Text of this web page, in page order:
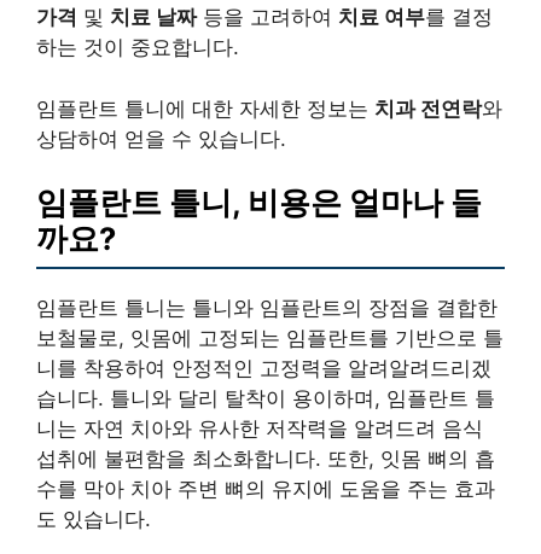
가격 및 치료 날짜등을 고려하여 치료 여부를 결정
하는 것이 중요합니다.
임플란트 틀니에 대한 자세한 정보는 치과 전연락와
상담하여 얻을 수 있습니다.
임플란트 틀니, 비용은 얼마나 들
까요?
임플란트 틀니는 틀니와 임플란트의 장점을 결합한
보철물로, 잇몸에 고정되는 임플란트를 기반으로 틀
니를 착용하여 안정적인 고정력을 알려알려드리겠
습니다. 틀니와 달리 탈착이 용이하며, 임플란트 틀
니는 자연 치아와 유사한 저작력을 알려드려 음식
섭취에 불편함을 최소화합니다. 또한, 잇몸 뼈의 흡
수를 막아 치아 주변 뼈의 유지에 도움을 주는 효과
도 있습니다.